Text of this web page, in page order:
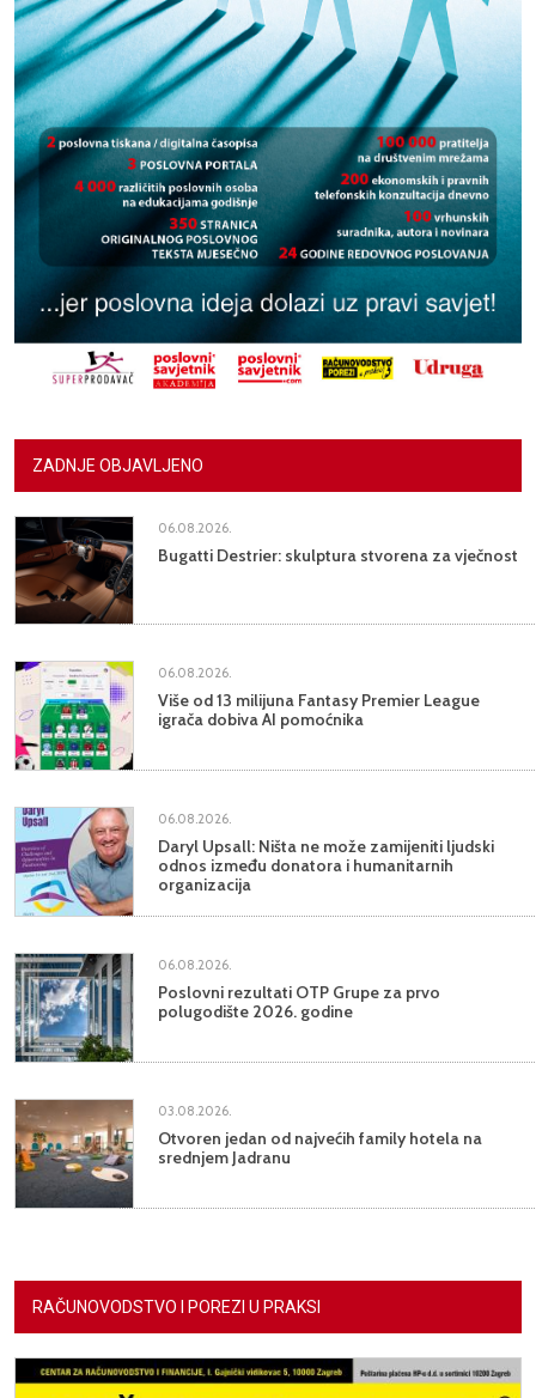
ZADNJE OBJAVLJENO
06.08.2026.
Bugatti Destrier: skulptura stvorena za vječnost
06.08.2026.
Više od 13 milijuna Fantasy Premier League
igrača dobiva AI pomoćnika
06.08.2026.
Daryl Upsall: Ništa ne može zamijeniti ljudski
odnos između donatora i humanitarnih
organizacija
06.08.2026.
Poslovni rezultati OTP Grupe za prvo
polugodište 2026. godine
03.08.2026.
Otvoren jedan od najvećih family hotela na
srednjem Jadranu
RAČUNOVODSTVO I POREZI U PRAKSI